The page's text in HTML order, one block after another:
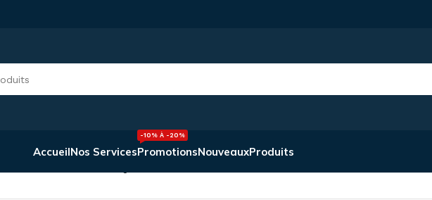
AccueilNos ServicesPromotions
-10% À -20%
NouveauxProduits